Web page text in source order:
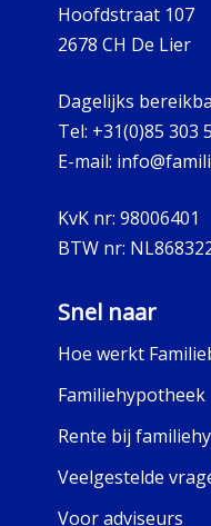
Hoofdstraat 107
2678 CH De Lier
Dagelijks
Tel: +31(0)85 303
E-mail:
KvK nr: 98006401
BTW nr:
Snel naar
Hoe werkt
Familiehypotheek
Rente bij
Veelgestelde
Voor adviseurs